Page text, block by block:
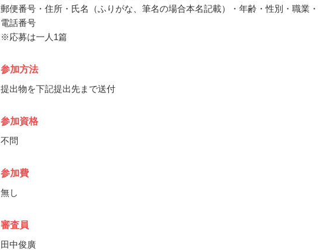
郵便番号・住所・氏名（ふりがな、筆名の場合本名記載）・年齢・性別・職業・
電話番号
※応募は一人1篇
参加方法
提出物を下記提出先まで送付
参加資格
不問
参加費
無し
審査員
田中俊廣